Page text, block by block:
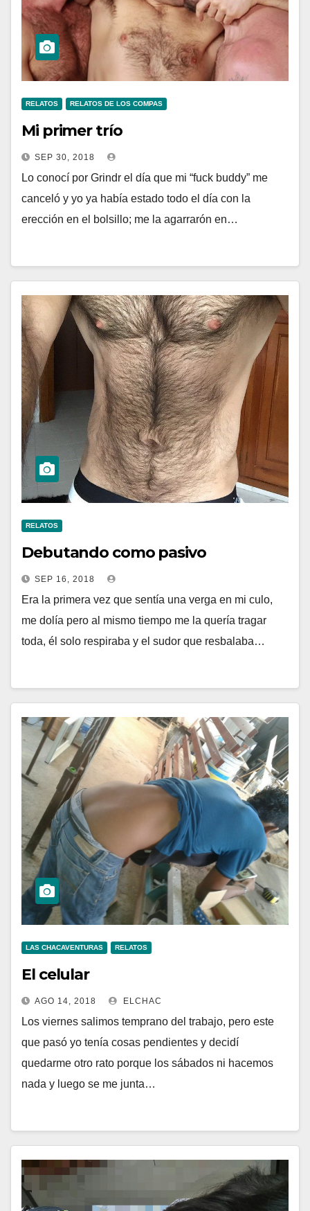
RELATOS RELATOS DE LOS COMPAS
Mi primer trío
SEP 30, 2018
Lo conocí por Grindr el día que mi “fuck buddy” me
canceló y yo ya había estado todo el día con la
erección en el bolsillo; me la agarrarón en…
RELATOS
Debutando como pasivo
SEP 16, 2018
Era la primera vez que sentía una verga en mi culo,
me dolía pero al mismo tiempo me la quería tragar
toda, él solo respiraba y el sudor que resbalaba…
LAS CHACAVENTURAS RELATOS
El celular
AGO 14, 2018 ELCHAC
Los viernes salimos temprano del trabajo, pero este
que pasó yo tenía cosas pendientes y decidí
quedarme otro rato porque los sábados ni hacemos
nada y luego se me junta…